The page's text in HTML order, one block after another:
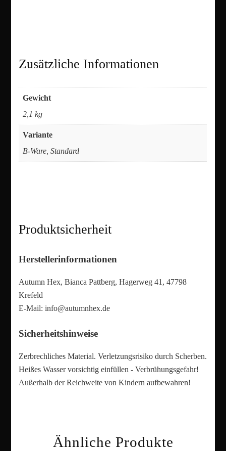
Zusätzliche Informationen
Gewicht
2,1 kg
Variante
B-Ware, Standard
Produktsicherheit
Herstellerinformationen
Autumn Hex, Bianca Pattberg, Hagerweg 41, 47798
Krefeld
E-Mail:info@autumnhex.de
Sicherheitshinweise
Zerbrechliches Material. Verletzungsrisiko durch Scherben.
Heißes Wasser vorsichtig einfüllen - Verbrühungsgefahr!
Außerhalb der Reichweite von Kindern aufbewahren!
Ähnliche Produkte